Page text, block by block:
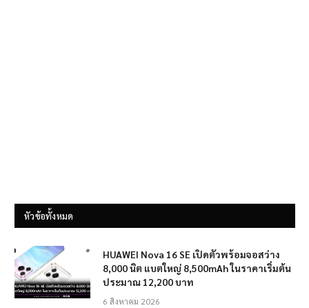
หัวข้อทั้งหมด
HUAWEI Nova 16 SE เปิดตัวพร้อมจอสว่าง
8,000 นิต แบตใหญ่ 8,500mAh ในราคาเริ่มต้น
ประมาณ 12,200 บาท
6 สิงหาคม 2026